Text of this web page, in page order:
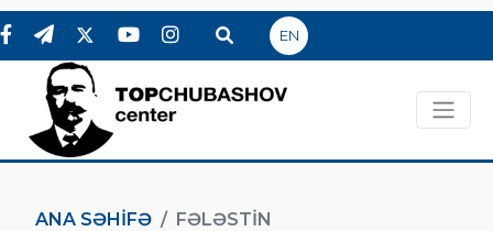
EN
ANA SƏHIFƏ FƏLƏSTIN